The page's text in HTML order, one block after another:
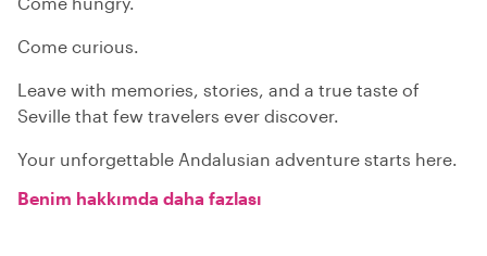
Come curious.
Leave with memories, stories, and a true taste of
Seville that few travelers ever discover.
Your unforgettable Andalusian adventure starts here.
Benim hakkımda daha fazlası